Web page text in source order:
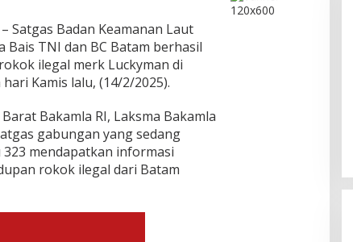
– Satgas Badan Keamanan Laut
Bais TNI dan BC Batam berhasil
ilegal merk Luckyman di
Kamis lalu, (14/2/2025).
Bakamla RI, Laksma Bakamla
gabungan yang sedang
mendapatkan informasi
rokok ilegal dari Batam
Silaturahmi Pengurus PRI Kepri
Penguatan Konsolidasi Partai
Di Batam, Berita, Berita Utama, Daerah,
Kepulauan Riau, Politik